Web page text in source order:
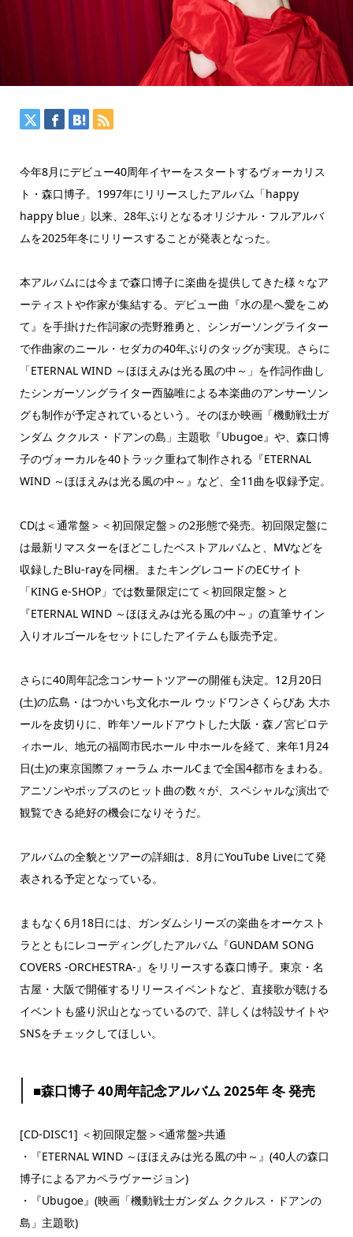
今年8月にデビュー40周年イヤーをスタートするヴォーカリス
ト・森口博子。1997年にリリースしたアルバム「happy
happy blue」以来、28年ぶりとなるオリジナル・フルアルバ
ムを2025年冬にリリースすることが発表となった。
本アルバムには今まで森口博子に楽曲を提供してきた様々なア
ーティストや作家が集結する。デビュー曲『水の星へ愛をこめ
て』を手掛けた作詞家の売野雅勇と、シンガーソングライター
で作曲家のニール・セダカの40年ぶりのタッグが実現。さらに
「ETERNAL WIND ～ほほえみは光る風の中～」を作詞作曲し
たシンガーソングライター西脇唯による本楽曲のアンサーソン
グも制作が予定されているという。そのほか映画「機動戦士ガ
ンダム ククルス・ドアンの島」主題歌『Ubugoe』や、森口博
子のヴォーカルを40トラック重ねて制作される『ETERNAL
WIND ～ほほえみは光る風の中～』など、全11曲を収録予定。
CDは＜通常盤＞＜初回限定盤＞の2形態で発売。初回限定盤に
は最新リマスターをほどこしたベストアルバムと、MVなどを
収録したBlu-rayを同梱。またキングレコードのECサイト
「KING e-SHOP」では数量限定にて＜初回限定盤＞と
『ETERNAL WIND ～ほほえみは光る風の中～』の直筆サイン
入りオルゴールをセットにしたアイテムも販売予定。
さらに40周年記念コンサートツアーの開催も決定。12月20日
(土)の広島・はつかいち文化ホール ウッドワンさくらぴあ 大ホ
ールを皮切りに、昨年ソールドアウトした大阪・森ノ宮ピロテ
ィホール、地元の福岡市民ホール 中ホールを経て、来年1月24
日(土)の東京国際フォーラム ホールCまで全国4都市をまわる。
アニソンやポップスのヒット曲の数々が、スペシャルな演出で
観覧できる絶好の機会になりそうだ。
アルバムの全貌とツアーの詳細は、8月にYouTube Liveにて発
表される予定となっている。
まもなく6月18日には、ガンダムシリーズの楽曲をオーケスト
ラとともにレコーディングしたアルバム『GUNDAM SONG
COVERS -ORCHESTRA-』をリリースする森口博子。東京・名
古屋・大阪で開催するリリースイベントなど、直接歌が聴ける
イベントも盛り沢山となっているので、詳しくは特設サイトや
SNSをチェックしてほしい。
■森口博子 40周年記念アルバム 2025年 冬 発売
[CD-DISC1] ＜初回限定盤＞<通常盤>共通
・『ETERNAL WIND ～ほほえみは光る風の中～』(40人の森口
博子によるアカペラヴァージョン)
・『Ubugoe』(映画「機動戦士ガンダム ククルス・ドアンの
島」主題歌)